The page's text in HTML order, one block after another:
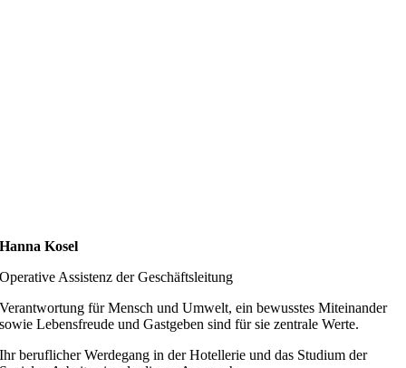
Hanna Kosel
Operative Assistenz der Geschäftsleitung
Verantwortung für Mensch und Umwelt, ein bewusstes Miteinander
sowie Lebensfreude und Gastgeben sind für sie zentrale Werte.
Ihr beruflicher Werdegang in der Hotellerie und das Studium der